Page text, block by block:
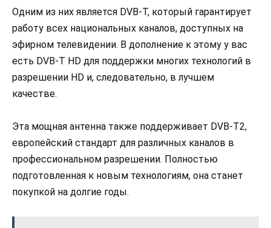
Одним из них является DVB-T, который гарантирует
работу всех национальных каналов, доступных на
эфирном телевидении. В дополнение к этому у вас
есть DVB-T HD для поддержки многих технологий в
разрешении HD и, следовательно, в лучшем
качестве.
Эта мощная антенна также поддерживает DVB-T2,
европейский стандарт для различных каналов в
профессиональном разрешении. Полностью
подготовленная к новым технологиям, она станет
покупкой на долгие годы.